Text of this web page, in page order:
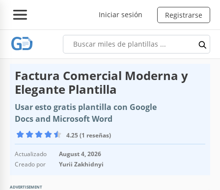
Iniciar sesión Registrarse
Factura Comercial Moderna y
Elegante Plantilla
Usar esto gratis plantilla con Google
Docs and Microsoft Word
4.25 (1 reseñas)
Actualizado
August 4, 2026
Creado por
Yurii Zakhidnyi
ADVERTISEMENT